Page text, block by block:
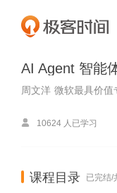
AI Agent 智能
周文洋 微软最具价值
 10624 人已学习
课程目录 已完结/